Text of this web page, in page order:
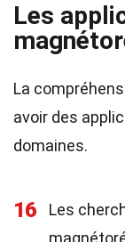
Les
La
avoir des
domaines.
16
Les